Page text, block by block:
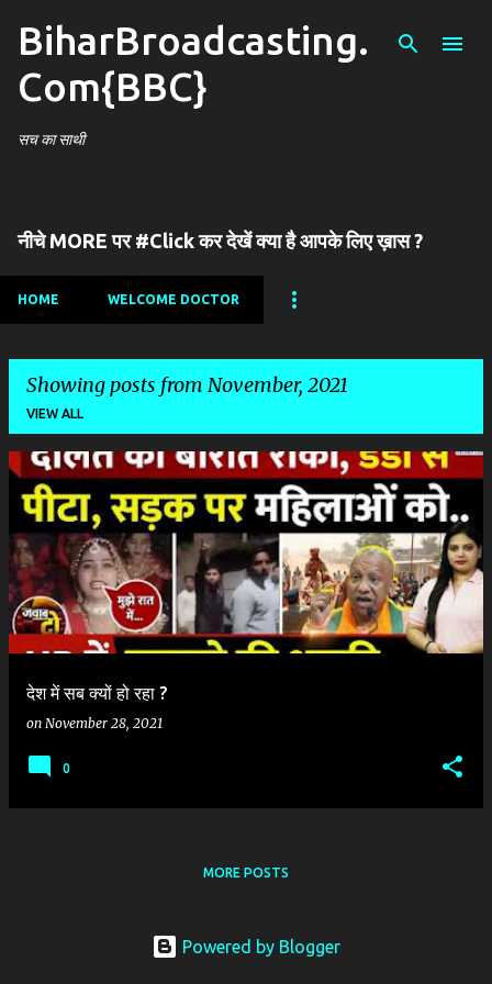
Skip to main content
BiharBroadcasting.
Com{BBC}
सच का साथी
नीचे MORE पर #Click कर देखें क्या है आपके लिए ख़ास ?
HOME WELCOME DOCTOR
Showing posts from November, 2021
VIEW ALL
s
t
s
देश में सब क्यों हो रहा ?
on November 28, 2021
0
MORE POSTS
Powered by Blogger